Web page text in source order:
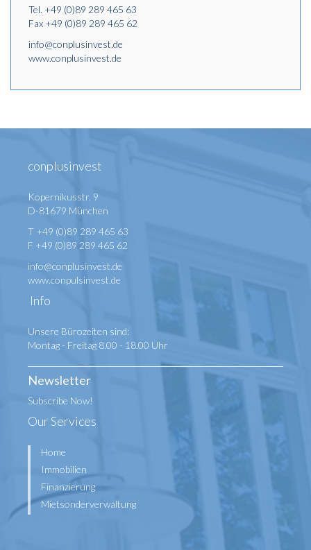
Tel. +49 (0)89 289 465 63
Fax +49 (0)89 289 465 62
info@conplusinvest.de
www.conplusinvest.de
conplusinvest
Kopernikusstr. 9
D-81679 München
T +49 (0)89 289 465 63
F +49 (0)89 289 465 62
info@conplusinvest.de
www.conpulsinvest.de
Info
Unsere Bürozeiten sind:
Montag - Freitag 8.00 - 18.00 Uhr
Newsletter
Subscribe Now!
Our Services
Home
Immobilien
Finanzierung
Mietsonderverwaltung